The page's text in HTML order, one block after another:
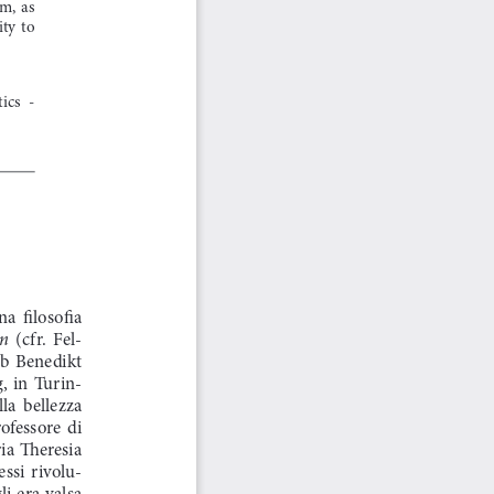
as
to
-
filosofia
  (cfr.  Fel
Benedikt
in  Turin
bellezza
di
Theresia
rivolu
era  valsa